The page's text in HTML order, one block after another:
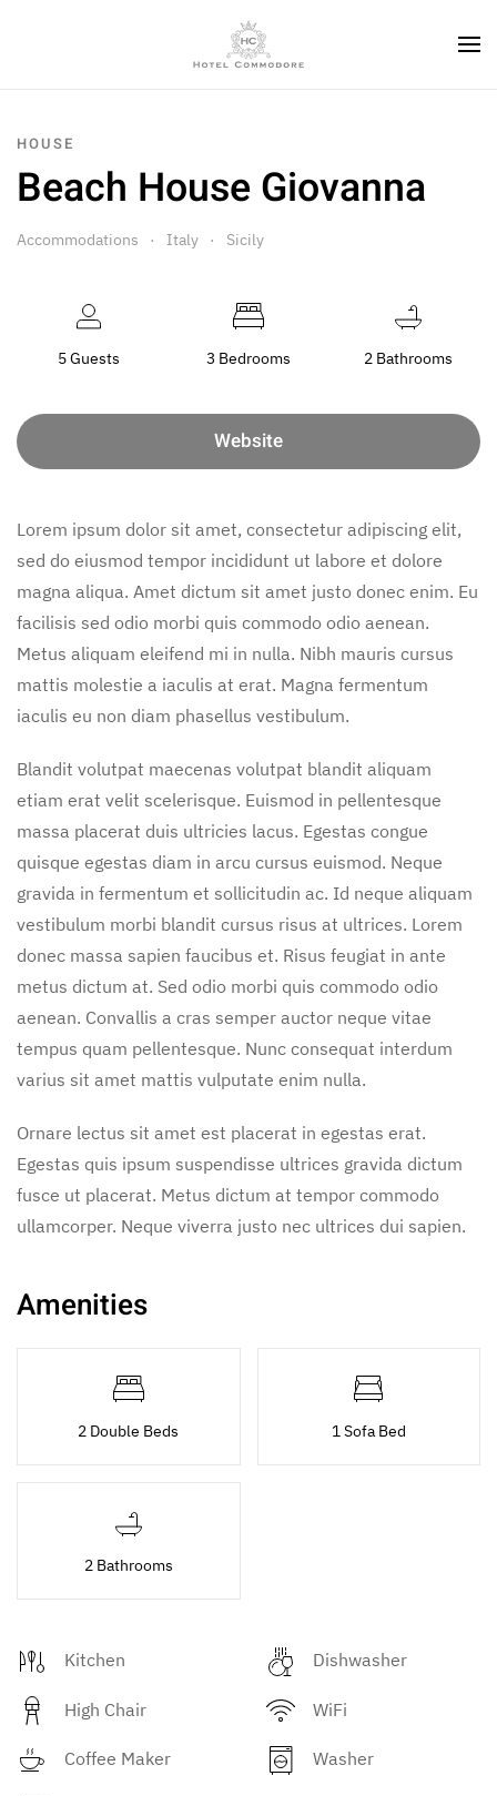
HOUSE
Beach House Giovanna
Accommodations Italy Sicily
5 Guests 3 Bedrooms 2 Bathrooms
Website
Lorem ipsum dolor sit amet, consectetur adipiscing elit,
sed do eiusmod tempor incididunt ut labore et dolore
magna aliqua. Amet dictum sit amet justo donec enim. Eu
facilisis sed odio morbi quis commodo odio aenean.
Metus aliquam eleifend mi in nulla. Nibh mauris cursus
mattis molestie a iaculis at erat. Magna fermentum
iaculis eu non diam phasellus vestibulum.
Blandit volutpat maecenas volutpat blandit aliquam
etiam erat velit scelerisque. Euismod in pellentesque
massa placerat duis ultricies lacus. Egestas congue
quisque egestas diam in arcu cursus euismod. Neque
gravida in fermentum et sollicitudin ac. Id neque aliquam
vestibulum morbi blandit cursus risus at ultrices. Lorem
donec massa sapien faucibus et. Risus feugiat in ante
metus dictum at. Sed odio morbi quis commodo odio
aenean. Convallis a cras semper auctor neque vitae
tempus quam pellentesque. Nunc consequat interdum
varius sit amet mattis vulputate enim nulla.
Ornare lectus sit amet est placerat in egestas erat.
Egestas quis ipsum suspendisse ultrices gravida dictum
fusce ut placerat. Metus dictum at tempor commodo
ullamcorper. Neque viverra justo nec ultrices dui sapien.
Amenities
2 Double Beds 1 Sofa Bed
2 Bathrooms
Kitchen Dishwasher
High Chair WiFi
Coffee Maker Washer